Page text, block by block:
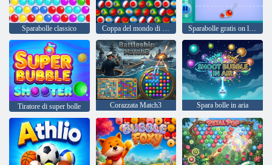
Sparabolle classico
Tiratore di super bolle Corazzata Match3 Spara bolle in aria